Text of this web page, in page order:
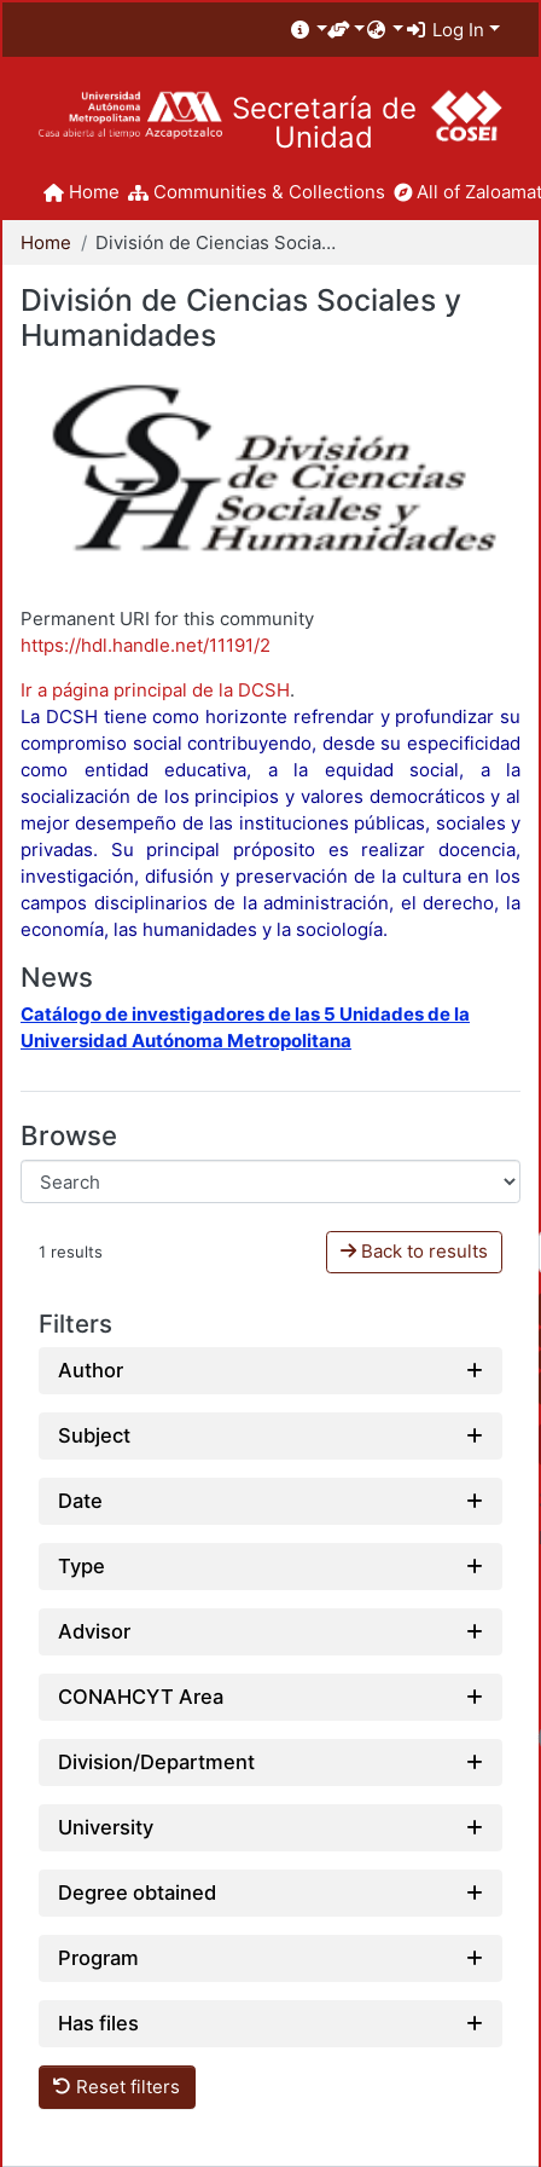
Log In
Secretaría de
Unidad
Home Communities & Collections All of
Home División de Ciencias Sociales y Humanidades
División de Ciencias Sociales y
Humanidades
Permanent URI for this community
https://hdl.handle.net/11191/2
Ir a página principal de la DCSH.
La DCSH tiene como horizonte refrendar y profundizar su
compromiso social contribuyendo, desde su especificidad
como entidad educativa, a la equidad social, a la
socialización de los principios y valores democráticos y al
mejor desempeño de las instituciones públicas, sociales y
privadas. Su principal próposito es realizar docencia,
investigación, difusión y preservación de la cultura en los
campos disciplinarios de la administración, el derecho, la
economía, las humanidades y la sociología.
News
Catálogo de investigadores de las 5 Unidades de la
Universidad Autónoma Metropolitana
Browse
1 results Back to results
Filters
Author
Subject
Date
Type
Advisor
CONAHCYT Area
Division/Department
University
Degree obtained
Program
Has files
Reset filters